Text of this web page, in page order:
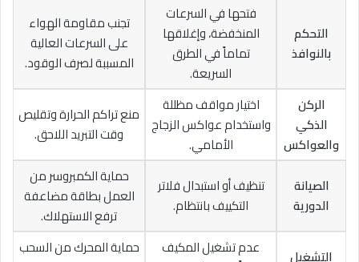
التحكم
بالنوافذ
فتحها في السرعات
المنخفضة، وإغلاقها
تماماً في الطرق
السريعة.
تجنب مقاومة الهواء
على السرعات العالية
المسببة لصرف الوقود.
الركن
الذكي
والعواكس
اختيار مواقف مظللة
واستخدام عواكس الزجاج
الأمامي.
منع تراكم الحرارة وتقليص
وقت التبريد اللاحق.
الصيانة
الدورية
تنظيف أو استبدال فلاتر
التكييف بانتظام.
حماية الكمبروسر من
العمل بطاقة مضاعفة
ترفع الاستهلاك.
التشغيل
عدم تشغيل المكيف
حماية المحرك من السحب